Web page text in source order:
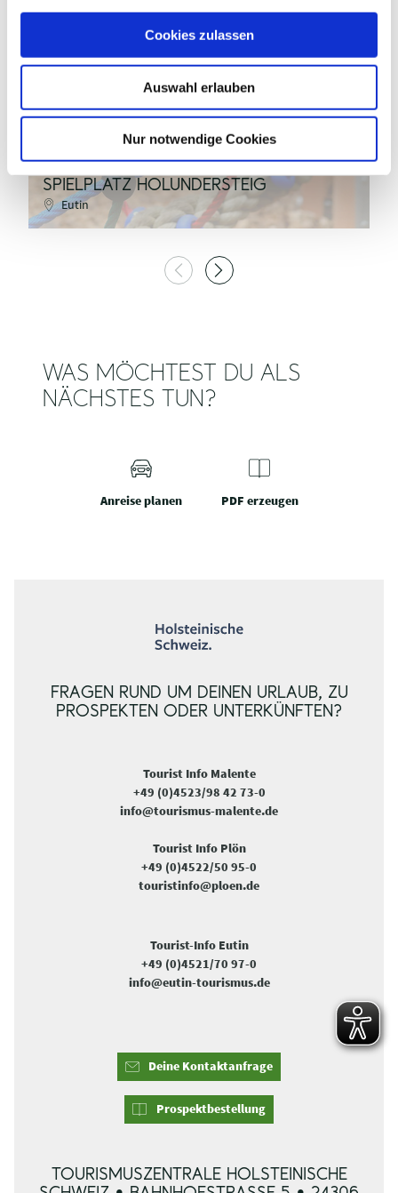
Cookies zulassen
Auswahl erlauben
Nur notwendige Cookies
SPIELPLATZ HOLUNDERSTEIG
Eutin
congerdesign/pixabay
WAS MÖCHTEST DU ALS
NÄCHSTES TUN?
Anreise planen PDF erzeugen
FRAGEN RUND UM DEINEN URLAUB, ZU
PROSPEKTEN ODER UNTERKÜNFTEN?
Tourist Info Malente
+49 (0)4523/98 42 73-0
info@tourismus-malente.de
Tourist Info Plön
+49 (0)4522/50 95-0
touristinfo@ploen.de
Tourist-Info Eutin
+49 (0)4521/70 97-0
info@eutin-tourismus.de
Deine Kontaktanfrage
Prospektbestellung
TOURISMUSZENTRALE HOLSTEINISCHE